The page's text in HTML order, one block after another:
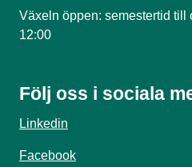
Växeln öppen: semestertid till
12:00
Följ oss i sociala
Linkedin
Facebook